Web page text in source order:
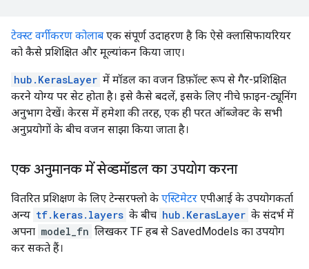
टेक्स्ट वर्गीकरण कोलाब एक संपूर्ण उदाहरण है कि ऐसे क्लासिफायरियर
को कैसे प्रशिक्षित और मूल्यांकन किया जाए।
hub.KerasLayer में मॉडल का वजन डिफ़ॉल्ट रूप से गैर-प्रशिक्षित
करने योग्य पर सेट होता है। इसे कैसे बदलें, इसके लिए नीचे फ़ाइन-ट्यूनिंग
अनुभाग देखें। केरस में हमेशा की तरह, एक ही परत ऑब्जेक्ट के सभी
अनुप्रयोगों के बीच वजन साझा किया जाता है।
एक अनुमानक में सेव्डमॉडल का उपयोग करना
वितरित प्रशिक्षण के लिए टेन्सरफ्लो के एस्टिमेटर एपीआई के उपयोगकर्ता
अन्य tf.keras.layers के बीच hub.KerasLayer के संदर्भ में
अपना model_fn लिखकर TF हब से SavedModels का उपयोग
कर सकते हैं।